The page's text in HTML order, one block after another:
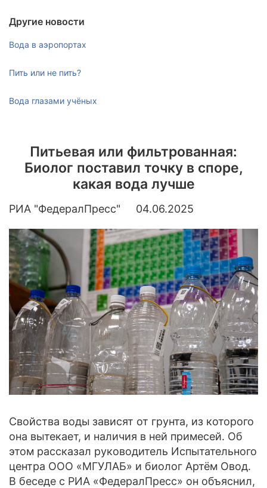
Анализ воды из аквариума
природной воды
Анализ воды из бассейна
Микробиологический и паразитологический анализ воды из
Анализ сточных вод
Анализ вод ливневых систем
Анализ сточных вод
Анализ питательных сред, минеральных матов, воды для
Комплексные наборы
Анионы
Элементный состав
Полициклические ароматические углеводороды (ПАУ)
Гранулометрический состав взвешенных частиц в воде
Анализ жидкой пробы: вода для бетонов
Индивидуальный набор показателей
Агрохимический анализ почвы
Агрохимический анализ почвы для сельскохозяйственных
Агрохимический анализ почвы для частных лиц
Агрохимический анализ почвы по зарубежным методикам
(рекомендации FAO)
Анализ почвы на азотное питание растений
Анализ почвы на засоление
Другие новости
Вода в аэропортах
Пить или не пить?
Вода глазами учёных
Питьевая или фильтрованная:
Биолог поставил точку в споре,
какая вода лучше
РИА "ФедералПресс" 04.06.2025
Свойства воды зависят от грунта, из которого
она вытекает, и наличия в ней примесей. Об
этом рассказал руководитель Испытательного
центра ООО «МГУЛАБ» и биолог Артём Овод.
В беседе с РИА «ФедералПресс» он объяснил,